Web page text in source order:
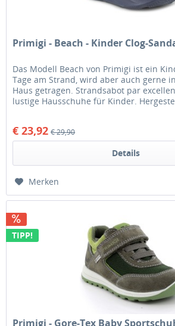
Primigi - Beach - Kinder Clog-
Das Modell Beach von Primigi ist ein
Tage am Strand, wird aber auch gerne
Haus getragen. Strandsabot par
lustige Hausschuhe für Kinder.
€ 23,92 € 29,90
Details
Merken
TIPP!
Primigi - Gore-Tex Baby